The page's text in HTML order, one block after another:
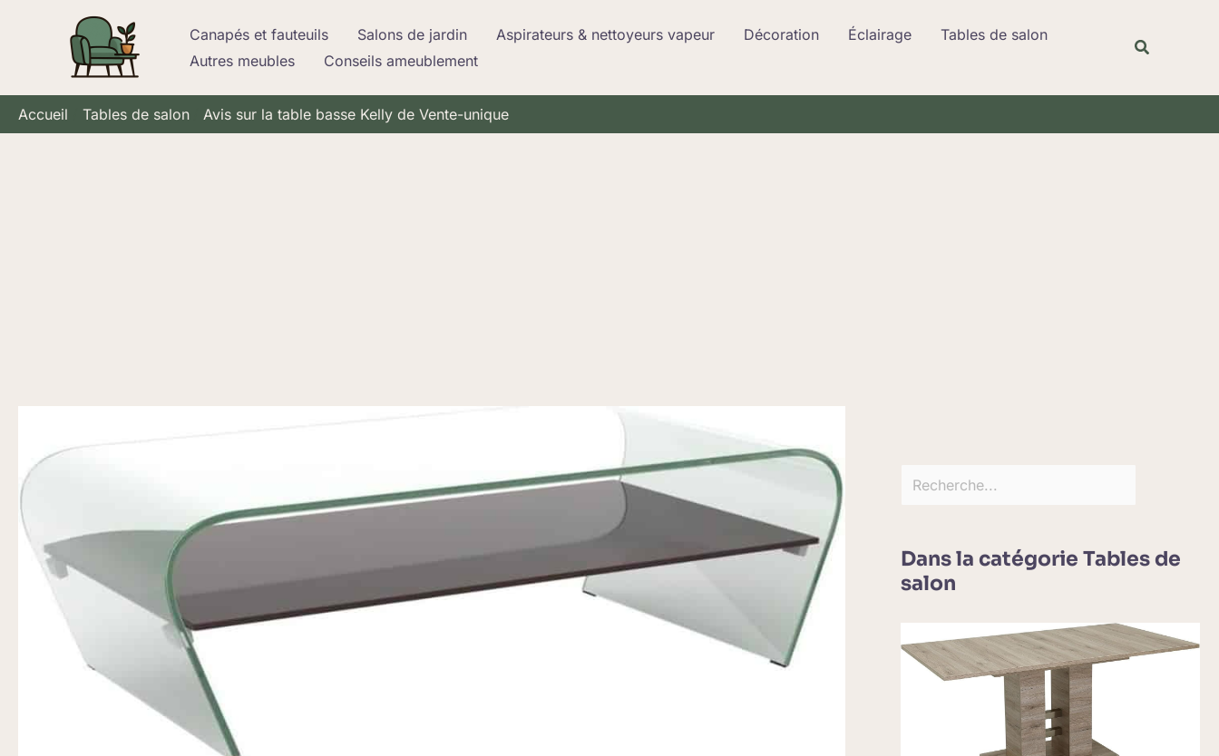
Canapés et fauteuils Salons de jardin Aspirateurs & nettoyeurs vapeur Décoration Éclairage
Tables de salon
Autres meubles
Conseils ameublement
Accueil Tables de salon Avis sur la table basse Kelly de Vente-unique
Dans la catégorie Tables de
salon